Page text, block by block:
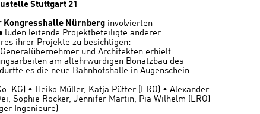
Stuttgart 21
Kongresshalle Nürnberg involvierten
luden leitende Projektbeteiligte anderer
ihrer Projekte zu besichtigen:
und Architekten erhielt
am altehrwürdigen Bonatzbau des
es die neue Bahnhofshalle in Augenschein
KG) • Heiko Müller, Katja Pütter (LRO) • Alexander
Sophie Röcker, Jennifer Martin, Pia Wilhelm (LRO)
Ingenieure)